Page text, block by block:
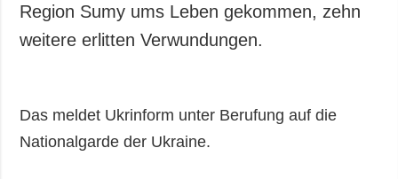
Sport
Kriminalität
ZUSÄTZLICH
Veröffentlichungen
LEISTUNGEN
Region Sumy ums Leben gekommen, zehn
weitere erlitten Verwundungen.
Das meldet Ukrinform unter Berufung auf die
Nationalgarde der Ukraine.